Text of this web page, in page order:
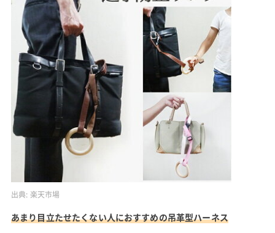
出典: 楽天市場
あまり目立たせたくない人におすすめの吊革型ハーネス